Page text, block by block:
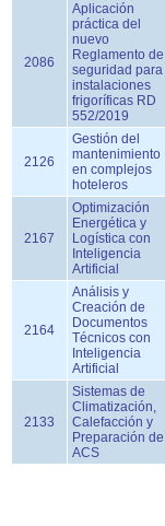
2086
Aplicación
práctica del
nuevo
Reglamento de
seguridad para
instalaciones
frigoríficas RD
552/2019
2126
Gestión del
mantenimiento
en complejos
hoteleros
2167
Optimización
Energética y
Logística con
Inteligencia
Artificial
2164
Análisis y
Creación de
Documentos
Técnicos con
Inteligencia
Artificial
2133
Sistemas de
Climatización,
Calefacción y
Preparación de
ACS